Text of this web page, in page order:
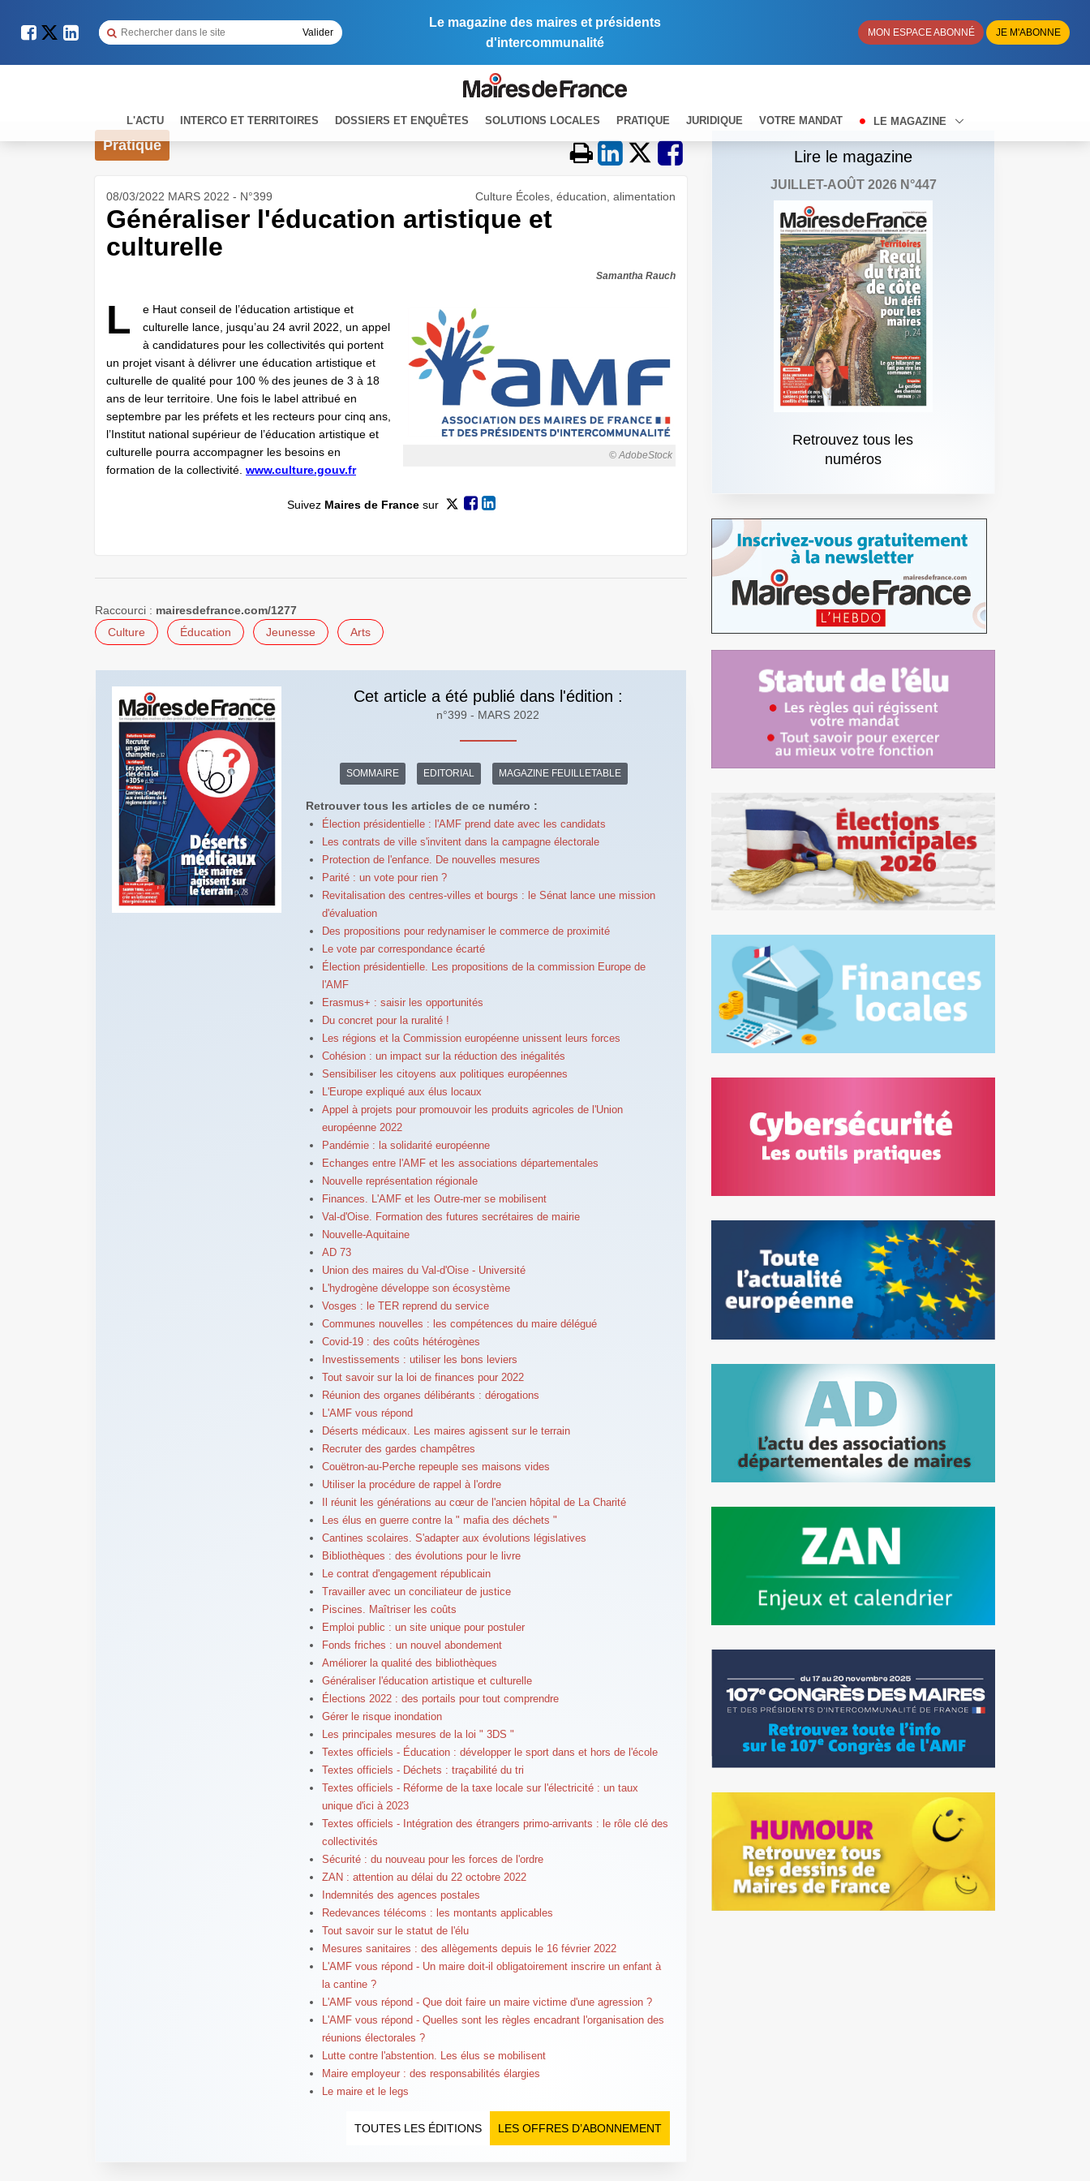
Le magazine des maires et présidents
d'intercommunalité
MON ESPACE ABONNÉ JE M'ABONNE
L'ACTU INTERCO ET TERRITOIRES DOSSIERS ET ENQUÊTES SOLUTIONS LOCALES PRATIQUE JURIDIQUE VOTRE MANDAT LE MAGAZINE
Pratique
08/03/2022 MARS 2022 - N°399 Culture Écoles, éducation, alimentation
Généraliser l'éducation artistique et
culturelle
Samantha Rauch
© AdobeStock
L
e Haut conseil de l’éducation artistique et
culturelle lance, jusqu’au 24 avril 2022, un appel
à candidatures pour les collectivités qui portent
un projet visant à délivrer une éducation artistique et
culturelle de qualité pour 100 % des jeunes de 3 à 18
ans de leur territoire. Une fois le label attribué en
septembre par les préfets et les recteurs pour cinq ans,
l’Institut national supérieur de l’éducation artistique et
culturelle pourra accompagner les besoins en
formation de la collectivité. www.culture.gouv.fr
Suivez Maires de Francesur
Raccourci : mairesdefrance.com/1277
Culture
Éducation Jeunesse Arts
Cet article a été publié dans l'édition :
n°399 - MARS 2022
SOMMAIRE EDITORIAL MAGAZINE FEUILLETABLE
Retrouver tous les articles de ce numéro :
Élection présidentielle : l'AMF prend date avec les candidats
Les contrats de ville s'invitent dans la campagne électorale
Protection de l'enfance. De nouvelles mesures
Parité : un vote pour rien ?
Revitalisation des centres-villes et bourgs : le Sénat lance une mission
d'évaluation
Des propositions pour redynamiser le commerce de proximité
Le vote par correspondance écarté
Élection présidentielle. Les propositions de la commission Europe de
l'AMF
Erasmus+ : saisir les opportunités
Du concret pour la ruralité !
Les régions et la Commission européenne unissent leurs forces
Cohésion : un impact sur la réduction des inégalités
Sensibiliser les citoyens aux politiques européennes
L'Europe expliqué aux élus locaux
Appel à projets pour promouvoir les produits agricoles de l'Union
européenne 2022
Pandémie : la solidarité européenne
Echanges entre l'AMF et les associations départementales
Nouvelle représentation régionale
Finances. L'AMF et les Outre-mer se mobilisent
Val-d'Oise. Formation des futures secrétaires de mairie
Nouvelle-Aquitaine
AD 73
Union des maires du Val-d'Oise - Université
L'hydrogène développe son écosystème
Vosges : le TER reprend du service
Communes nouvelles : les compétences du maire délégué
Covid-19 : des coûts hétérogènes
Investissements : utiliser les bons leviers
Tout savoir sur la loi de finances pour 2022
Réunion des organes délibérants : dérogations
L'AMF vous répond
Déserts médicaux. Les maires agissent sur le terrain
Recruter des gardes champêtres
Couëtron-au-Perche repeuple ses maisons vides
Utiliser la procédure de rappel à l'ordre
Il réunit les générations au cœur de l'ancien hôpital de La Charité
Les élus en guerre contre la " mafia des déchets "
Cantines scolaires. S'adapter aux évolutions législatives
Bibliothèques : des évolutions pour le livre
Le contrat d'engagement républicain
Travailler avec un conciliateur de justice
Piscines. Maîtriser les coûts
Emploi public : un site unique pour postuler
Fonds friches : un nouvel abondement
Améliorer la qualité des bibliothèques
Généraliser l'éducation artistique et culturelle
Élections 2022 : des portails pour tout comprendre
Gérer le risque inondation
Les principales mesures de la loi " 3DS "
Textes officiels - Éducation : développer le sport dans et hors de l'école
Textes officiels - Déchets : traçabilité du tri
Textes officiels - Réforme de la taxe locale sur l'électricité : un taux
unique d'ici à 2023
Textes officiels - Intégration des étrangers primo-arrivants : le rôle clé des
collectivités
Sécurité : du nouveau pour les forces de l'ordre
ZAN : attention au délai du 22 octobre 2022
Indemnités des agences postales
Redevances télécoms : les montants applicables
Tout savoir sur le statut de l'élu
Mesures sanitaires : des allègements depuis le 16 février 2022
L'AMF vous répond - Un maire doit-il obligatoirement inscrire un enfant à
la cantine ?
L'AMF vous répond - Que doit faire un maire victime d'une agression ?
L'AMF vous répond - Quelles sont les règles encadrant l'organisation des
réunions électorales ?
Lutte contre l'abstention. Les élus se mobilisent
Maire employeur : des responsabilités élargies
Le maire et le legs
LES OFFRES D’ABONNEMENT
TOUTES LES ÉDITIONS
Lire le magazine
JUILLET-AOÛT 2026 N°447
Retrouvez tous les
numéros